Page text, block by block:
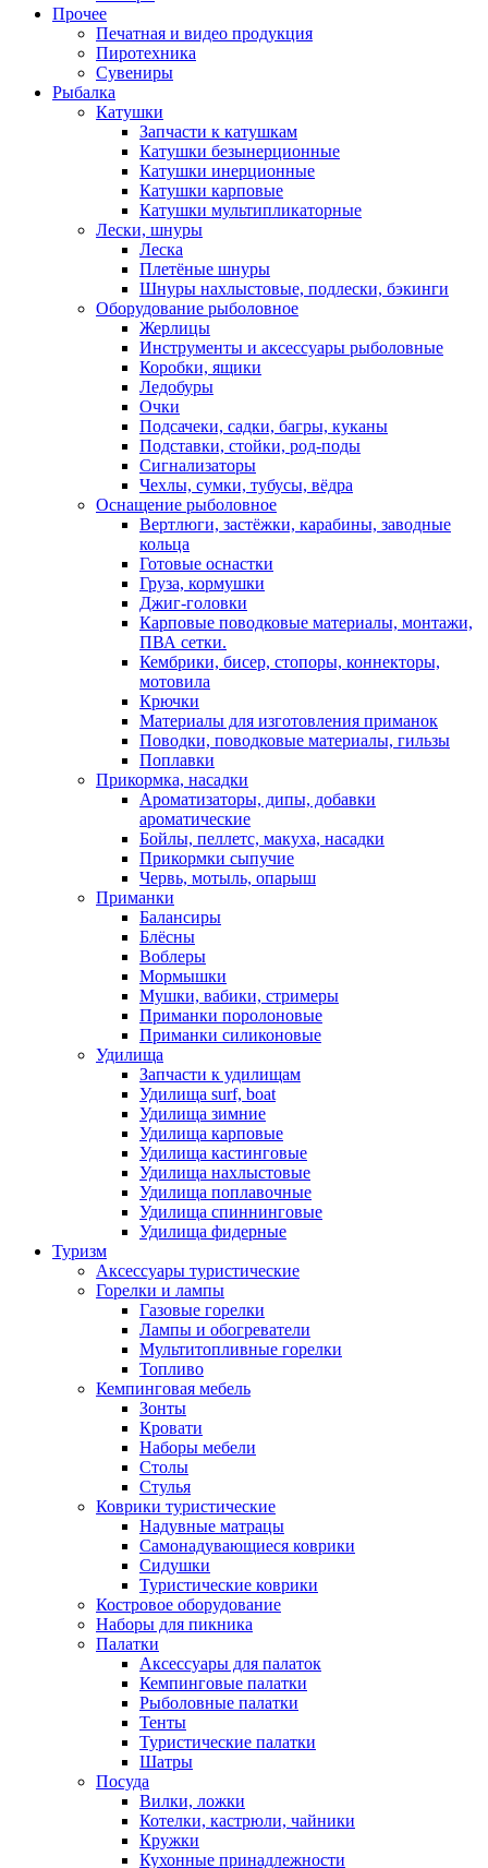
Прочее
Печатная и видео продукция
Пиротехника
Сувениры
Рыбалка
Катушки
Запчасти к катушкам
Катушки безынерционные
Катушки инерционные
Катушки карповые
Катушки мультипликаторные
Лески, шнуры
Леска
Плетёные шнуры
Шнуры нахлыстовые, подлески, бэкинги
Оборудование рыболовное
Жерлицы
Инструменты и аксессуары рыболовные
Коробки, ящики
Ледобуры
Очки
Подсачеки, садки, багры, куканы
Подставки, стойки, род-поды
Сигнализаторы
Чехлы, сумки, тубусы, вёдра
Оснащение рыболовное
Вертлюги, застёжки, карабины, заводные
кольца
Готовые оснастки
Груза, кормушки
Джиг-головки
Карповые поводковые материалы, монтажи,
ПВА сетки.
Кембрики, бисер, стопоры, коннекторы,
мотовила
Крючки
Материалы для изготовления приманок
Поводки, поводковые материалы, гильзы
Поплавки
Прикормка, насадки
Ароматизаторы, дипы, добавки
ароматические
Бойлы, пеллетс, макуха, насадки
Прикормки сыпучие
Червь, мотыль, опарыш
Приманки
Балансиры
Блёсны
Воблеры
Мормышки
Мушки, вабики, стримеры
Приманки поролоновые
Приманки силиконовые
Удилища
Запчасти к удилищам
Удилища surf, boat
Удилища зимние
Удилища карповые
Удилища кастинговые
Удилища нахлыстовые
Удилища поплавочные
Удилища спиннинговые
Удилища фидерные
Туризм
Аксессуары туристические
Горелки и лампы
Газовые горелки
Лампы и обогреватели
Мультитопливные горелки
Топливо
Кемпинговая мебель
Зонты
Кровати
Наборы мебели
Столы
Стулья
Коврики туристические
Надувные матрацы
Самонадувающиеся коврики
Сидушки
Туристические коврики
Костровое оборудование
Наборы для пикника
Палатки
Аксессуары для палаток
Кемпинговые палатки
Рыболовные палатки
Тенты
Туристические палатки
Шатры
Посуда
Вилки, ложки
Котелки, кастрюли, чайники
Кружки
Кухонные принадлежности